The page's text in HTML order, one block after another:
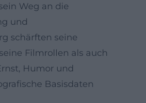
Weg an die
und
schärften seine
Filmrollen als auch
Humor und
Basisdaten